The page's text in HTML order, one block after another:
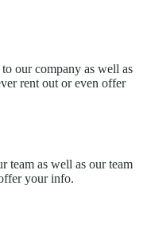
our company as well as
rent out or even offer
team as well as our team
your info.